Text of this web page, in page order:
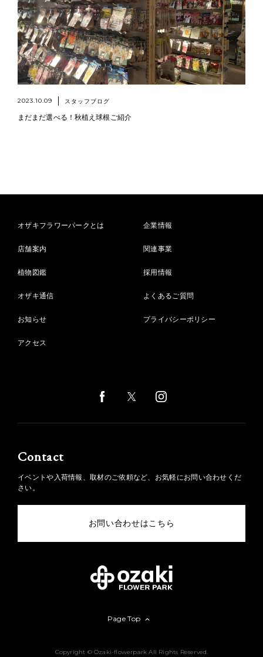
2023.10.09 スタッフブログ
まだまだ選べる！秋植え球根ご紹介
オザキフラワーパークとは
店舗案内
植物図鑑
オザキ通信
お知らせ
アクセス
企業情報
関連事業
採用情報
よくあるご質問
プライバシーポリシー
Contact
イベントや入荷情報、取材のご依頼など、お気軽にお問い合わせくだ
さい。
お問い合わせはこちら
Copyright © Ozaki-flowerpark All Rights Reserved.
Page Top